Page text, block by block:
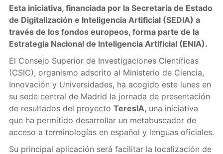
Esta iniciativa, financiada por la Secretaría de Estado
de Digitalización e Inteligencia Artificial (SEDIA) a
través de los fondos europeos, forma parte de la
Estrategia Nacional de Inteligencia Artificial (ENIA).
El Consejo Superior de Investigaciones Científicas
(CSIC), organismo adscrito al Ministerio de Ciencia,
Innovación y Universidades, ha acogido este lunes en
su sede central de Madrid la jornada de presentación
de resultados del proyecto TeresIA, una iniciativa
que ha permitido desarrollar un metabuscador de
acceso a terminologías en español y lenguas oficiales.
Su principal aplicación será facilitar la localización de